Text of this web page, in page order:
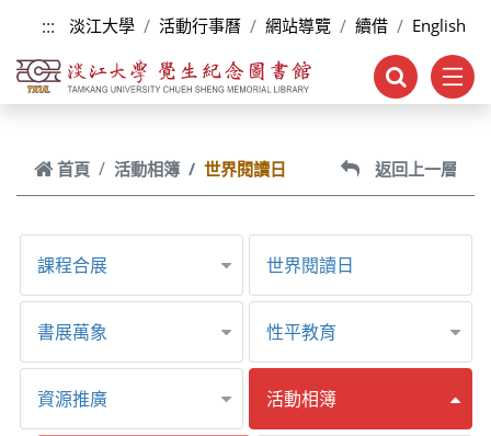
跳到主要內容
::: 淡江大學 活動行事曆 網站導覽 續借 English
首頁 活動相簿 世界閱讀日 返回上一層
課程合展 世界閱讀日
書展萬象 性平教育
資源推廣 活動相簿